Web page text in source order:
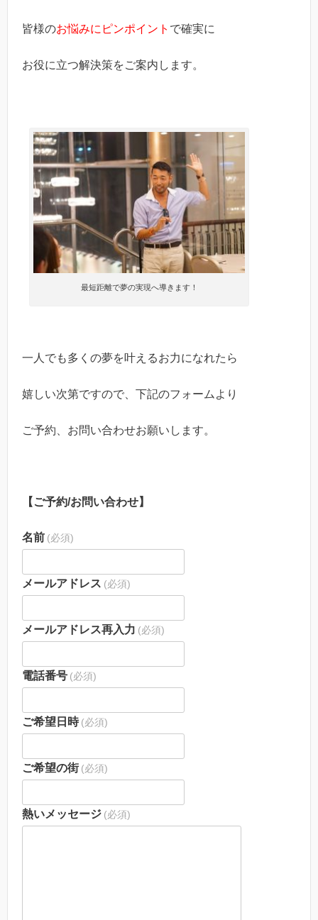
皆様のお悩みにピンポイント で確実に
お役に立つ解決策をご案内します。
最短距離で夢の実現へ導きます！
一人でも多くの夢を叶えるお力になれたら
嬉しい次第ですので、下記のフォームより
ご予約、お問い合わせお願いします。
【ご予約/お問い合わせ】
名前 (必須)
メールアドレス (必須)
メールアドレス再入力 (必須)
電話番号 (必須)
ご希望日時 (必須)
ご希望の街 (必須)
熱いメッセージ (必須)